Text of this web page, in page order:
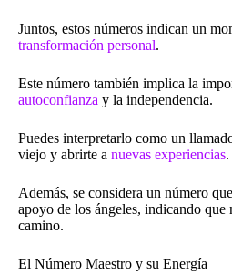
Juntos, estos números indican un
transformación personal.
Este número también implica la
autoconfianza y la independencia.
Puedes interpretarlo como un
viejo y abrirte a nuevas experiencias.
Además, se considera un número
apoyo de los ángeles, indicando que
camino.
El Número Maestro y su Energía